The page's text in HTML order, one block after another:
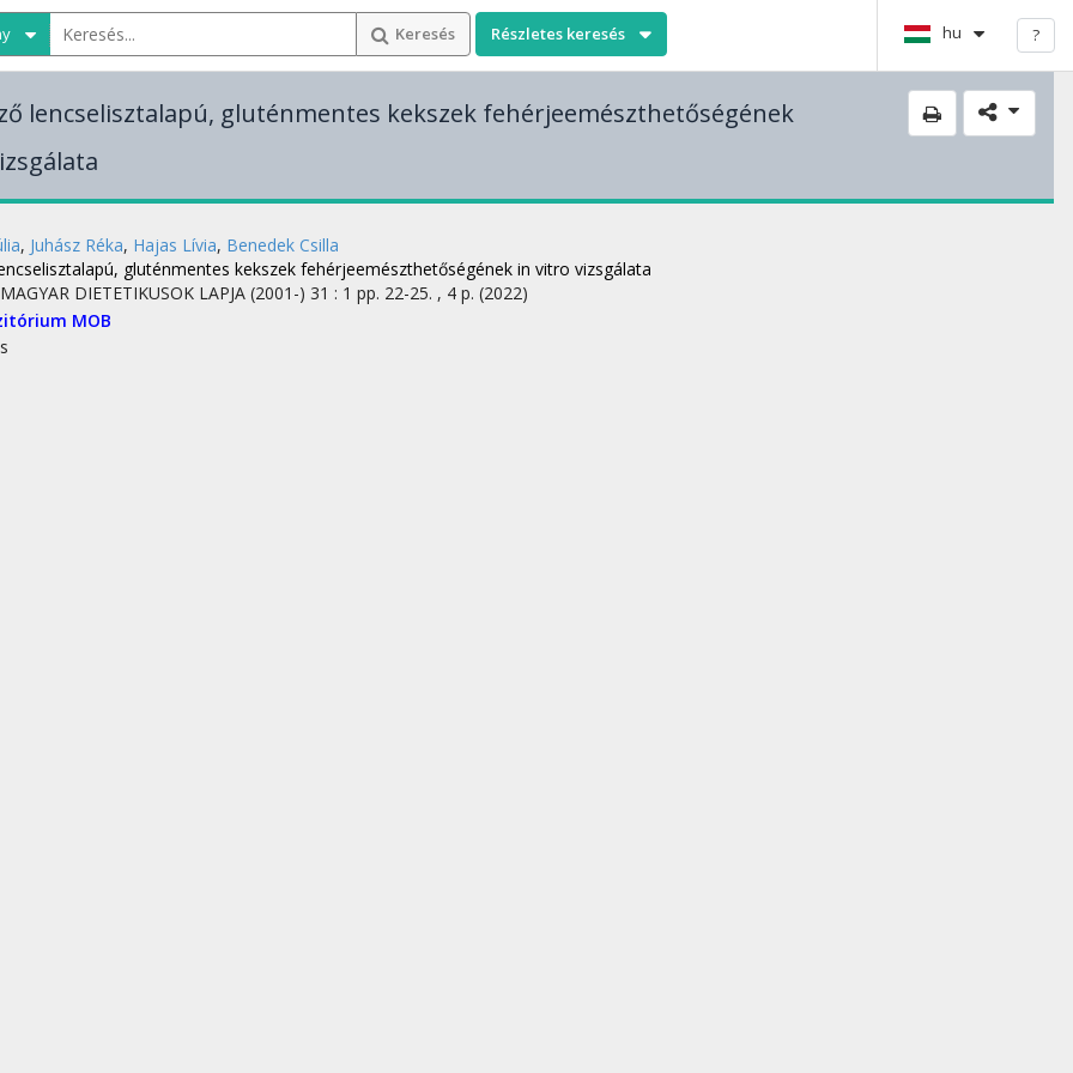
Keresés Részletes keresés hu ?
lencselisztalapú, gluténmentes kekszek fehérjeemészthetőségének
, Juhász Réka, Hajas Lívia, Benedek Csilla
gluténmentes kekszek fehérjeemészthetőségének in vitro vizsgálata
DIETETIKUSOK LAPJA (2001-) 31 : 1 pp. 22-25. , 4 p. (2022)
MOB